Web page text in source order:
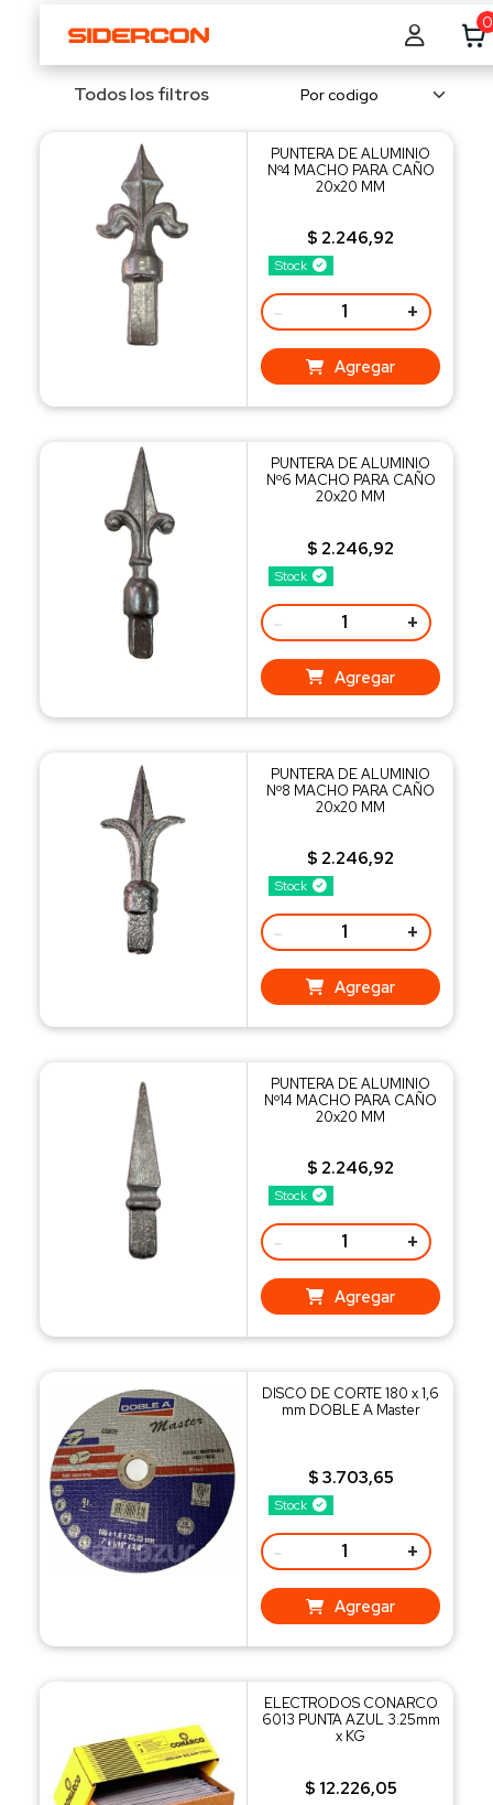
0
Todos los filtros
Stock
PUNTERA DE ALUMINIO
Nº4 MACHO PARA CAÑO
20x20 MM
$ 2.246,92
- +
Agregar
Stock
PUNTERA DE ALUMINIO
Nº6 MACHO PARA CAÑO
20x20 MM
$ 2.246,92
- +
Agregar
Stock
PUNTERA DE ALUMINIO
Nº8 MACHO PARA CAÑO
20x20 MM
$ 2.246,92
- +
Agregar
Stock
PUNTERA DE ALUMINIO
Nº14 MACHO PARA CAÑO
20x20 MM
$ 2.246,92
- +
Agregar
Stock
DISCO DE CORTE 180 x 1,6
mm DOBLE A Master
$ 3.703,65
- +
Agregar
ELECTRODOS CONARCO
6013 PUNTA AZUL 3.25mm
x KG
$ 12.226,05